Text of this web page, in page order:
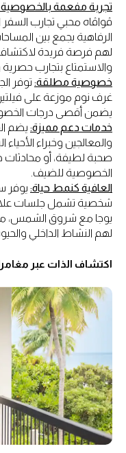
تجربة مفعمة بالخصوصية
ڤواڤاه محبي تجارب السفر
الرفاهية يجمع بين
لهم فرصة فريدة لاكتشاف
والاستمتاع بتجارب
خصوصية مطلقة: توفر
غرف نوم موزعة على
يضمن أقصى درجات
خدمات دعم مميزة: يضم
والمعالجين وخبراء
صحبة لطيفة، أو محادثات
الخصوصية للضيف.
العافية كنمط حياة: يوفر
شخصية تشمل جلسات علاج
يوجا مع شروق الشمس، ما
لهم النشاط الداخلي
اكتشاف الذات عبر